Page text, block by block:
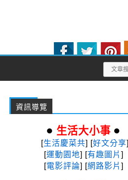
資訊導覽
● 生活大小事 ●
[生活慶菜共] [好文分享]
[運動園地] [有趣圖片 ]
[電影評論] [網路影片 ]